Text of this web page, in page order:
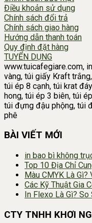
Điều khoản sử dụng
Chính sách đổi trả
Chính sách giao hàng
Hướng dẫn thanh toán
Quy định đặt hàng
TUYỂN DỤNG
www.tuicafegiare.com,
vàng, túi giấy Kraft
túi ép 8 cạnh, túi krat
hong, túi ép 3 biên, túi
túi đựng đậu phộng, túi
phê
BÀI VIẾT MỚI
in bao bì không
Top 10 Địa Chỉ
Màu CMYK Là Gì?
Các Kỹ Thuật Gia
In Flexo Là Gì?
CTY TNHH KHƠI